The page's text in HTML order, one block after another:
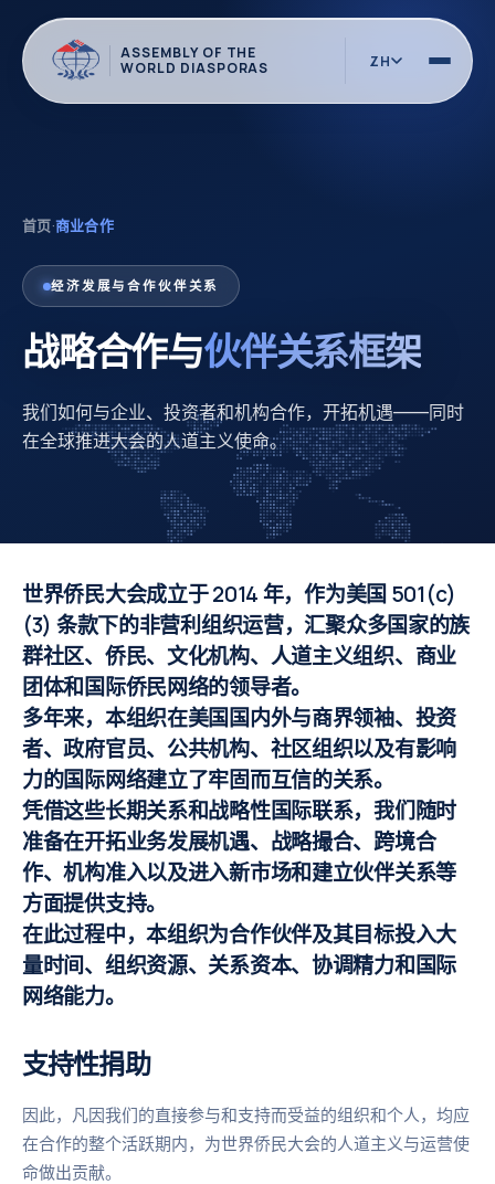
ASSEMBLY OF THE
WORLD DIASPORAS
ZH
首页·商业合作
经济发展与合作伙伴关系
战略合作与伙伴关系框架
我们如何与企业、投资者和机构合作，开拓机遇——同时
在全球推进大会的人道主义使命。
世界侨民大会成立于 2014 年，作为美国 501(c)
(3) 条款下的非营利组织运营，汇聚众多国家的族
群社区、侨民、文化机构、人道主义组织、商业
团体和国际侨民网络的领导者。
多年来，本组织在美国国内外与商界领袖、投资
者、政府官员、公共机构、社区组织以及有影响
力的国际网络建立了牢固而互信的关系。
凭借这些长期关系和战略性国际联系，我们随时
准备在开拓业务发展机遇、战略撮合、跨境合
作、机构准入以及进入新市场和建立伙伴关系等
方面提供支持。
在此过程中，本组织为合作伙伴及其目标投入大
量时间、组织资源、关系资本、协调精力和国际
网络能力。
支持性捐助
因此，凡因我们的直接参与和支持而受益的组织和个人，均应
在合作的整个活跃期内，为世界侨民大会的人道主义与运营使
命做出贡献。